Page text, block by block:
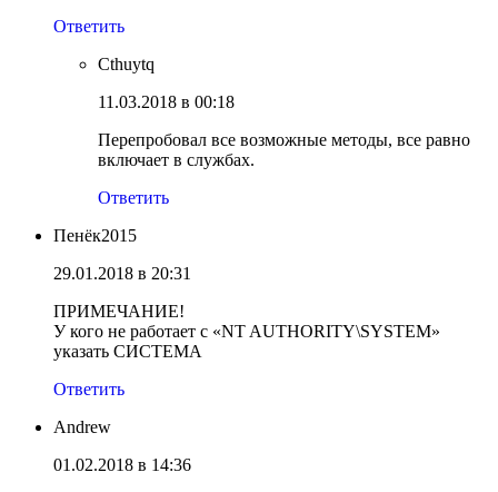
Ответить
Cthuytq
11.03.2018 в 00:18
Перепробовал все возможные методы, все равно
включает в службах.
Ответить
Пенёк2015
29.01.2018 в 20:31
ПРИМЕЧАНИЕ!
У кого не работает с «NT AUTHORITY\SYSTEM»
указать СИСТЕМА
Ответить
Andrew
01.02.2018 в 14:36